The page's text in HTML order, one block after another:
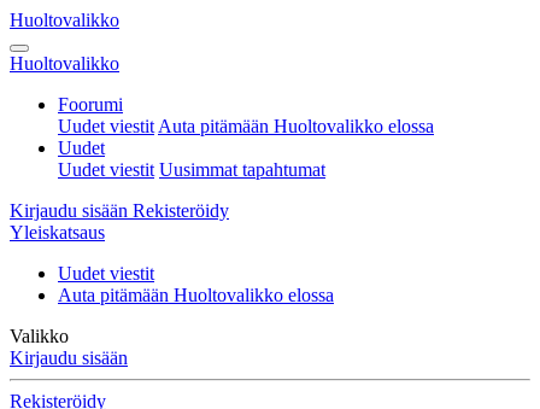
Huoltovalikko
Huoltovalikko
Foorumi
Uudet viestit Auta pitämään Huoltovalikko elossa
Uudet
Uudet viestit Uusimmat tapahtumat
Kirjaudu sisään Rekisteröidy
Yleiskatsaus
Uudet viestit
Auta pitämään Huoltovalikko elossa
Valikko
Kirjaudu sisään
Rekisteröidy